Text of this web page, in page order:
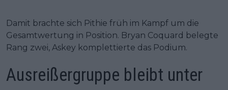
Damit brachte sich Pithie früh im Kampf um die
Gesamtwertung in Position. Bryan Coquard belegte
Rang zwei, Askey komplettierte das Podium.
Ausreißergruppe bleibt unter